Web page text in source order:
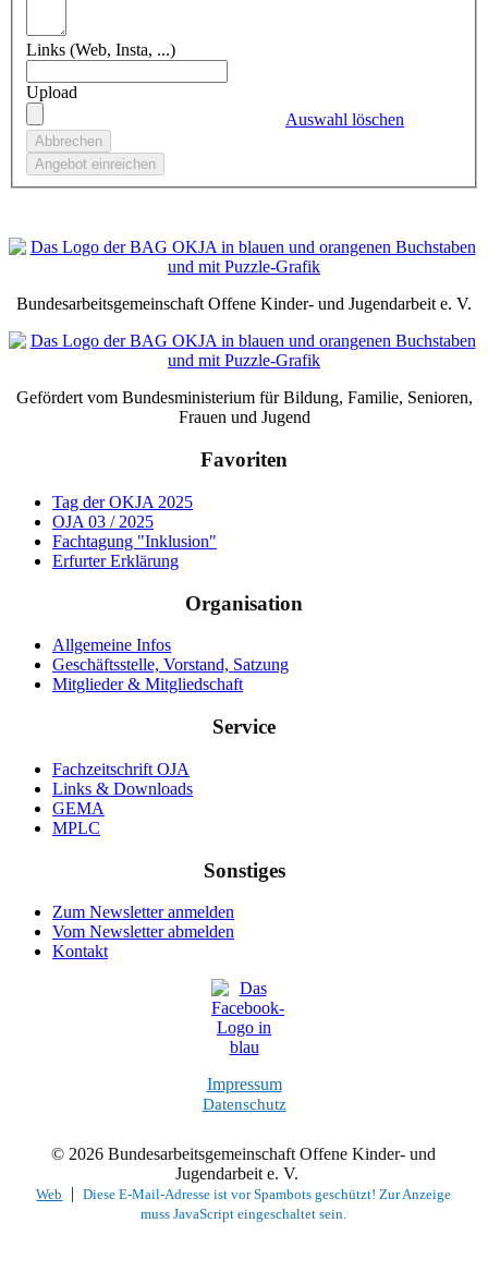
Links (Web, Insta, ...)
Upload
Auswahl löschen
Bundesarbeitsgemeinschaft Offene Kinder- und Jugendarbeit e. V.
Gefördert vom Bundesministerium für Bildung, Familie, Senioren,
Frauen und Jugend
Favoriten
Tag der OKJA 2025
OJA 03 / 2025
Fachtagung "Inklusion"
Erfurter Erklärung
Organisation
Allgemeine Infos
Geschäftsstelle, Vorstand, Satzung
Mitglieder & Mitgliedschaft
Service
Fachzeitschrift OJA
Links & Downloads
GEMA
MPLC
Sonstiges
Zum Newsletter anmelden
Vom Newsletter abmelden
Kontakt
Impressum
Datenschutz
© 2026 Bundesarbeitsgemeinschaft Offene Kinder- und
Jugendarbeit e. V.
Web |Diese E-Mail-Adresse ist vor Spambots geschützt! Zur Anzeige
muss JavaScript eingeschaltet sein.